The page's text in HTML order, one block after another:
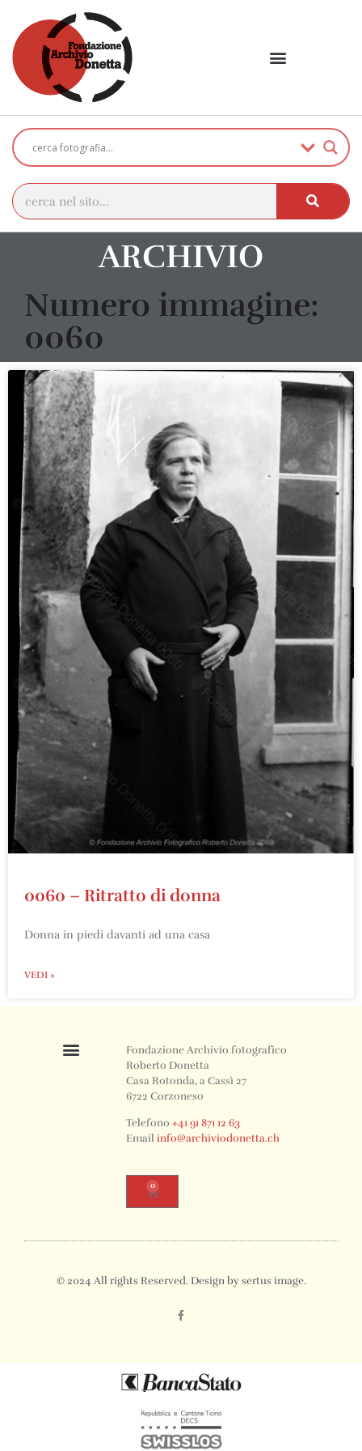
ARCHIVIO
Numero immagine:
0060
0060 – Ritratto di donna
Donna in piedi davanti ad una casa
VEDI »
Fondazione Archivio fotografico
Roberto Donetta
Casa Rotonda, a Cassì 27
6722 Corzoneso
Telefono+41 91 871 12 63
Emailinfo@archiviodonetta.ch
0
© 2024 All rights Reserved. Design by sertus image.